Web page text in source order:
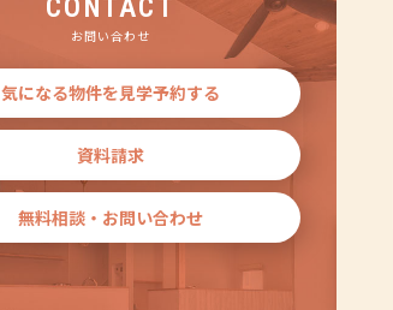
CONTACT
お問い合わせ
気になる物件を見学予約する
資料請求
無料相談・お問い合わせ